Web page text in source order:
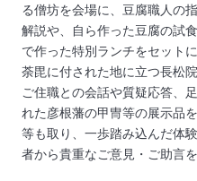
る僧坊を会場に、豆腐職人の
解説や、自ら作った豆腐の試
で作った特別ランチをセット
荼毘に付された地に立つ長松
ご住職との会話や質疑応答、
れた彦根藩の甲冑等の展示品
等も取り、一歩踏み込んだ体
者から貴重なご意見・ご助言